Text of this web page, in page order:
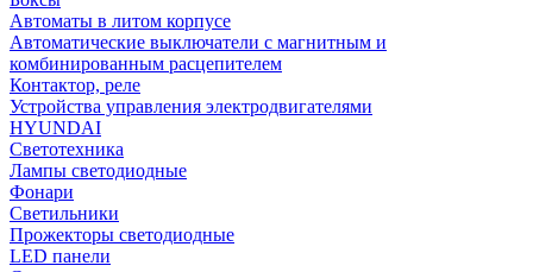
Автоматы в литом корпусе
Автоматические выключатели с магнитным и
комбинированным расцепителем
Контактор, реле
Устройства управления электродвигателями
HYUNDAI
Светотехника
Лампы светодиодные
Фонари
Светильники
Прожекторы светодиодные
LED панели